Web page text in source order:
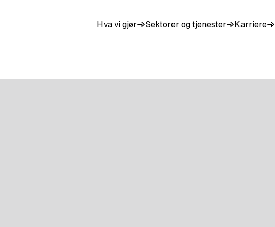
Hva vi gjør Sektorer og tjenester Karriere